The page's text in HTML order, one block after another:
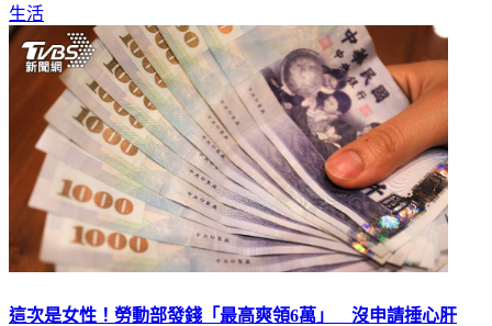
生活
這次是女性！勞動部發錢「最高爽領6萬」 沒申請捶心肝